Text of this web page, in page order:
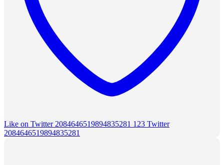
Like on Twitter 2084646519894835281 123 Twitter
2084646519894835281